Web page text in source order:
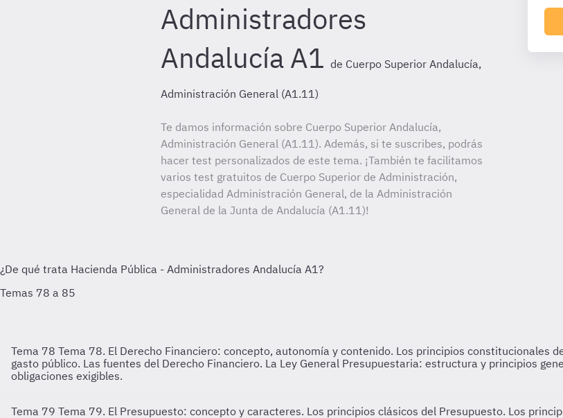
Administradores
Andalucía A1 de Cuerpo Superior Andalucía,
Administración General (A1.11)
Te damos información sobre Cuerpo Superior Andalucía,
Administración General (A1.11). Además, si te suscribes, podrás
hacer test personalizados de este tema. ¡También te facilitamos
varios test gratuitos de Cuerpo Superior de Administración,
especialidad Administración General, de la Administración
General de la Junta de Andalucía (A1.11)!
Tema 78 Tema 78. El Derecho Financiero: concepto, autonomía y contenido. Los principios constitucionales
gasto público. Las fuentes del Derecho Financiero. La Ley General Presupuestaria: estructura y principios
obligaciones exigibles.
Tema 79 Tema 79. El Presupuesto: concepto y caracteres. Los principios clásicos del Presupuesto. Los